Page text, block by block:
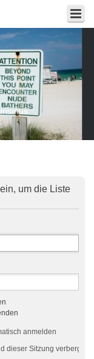
um die Liste
anmelden
dieser Sitzung verbergen